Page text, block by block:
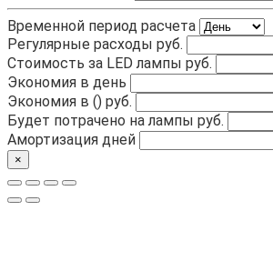
Временной период расчета
Регулярные расходы руб.
Стоимость за LED лампы руб.
Экономия в день
Экономия в () руб.
Будет потрачено на лампы руб.
Амортизация дней
×